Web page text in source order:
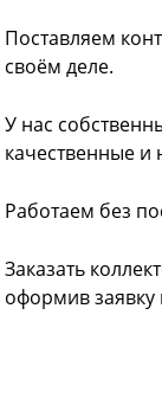
Поставляем
своём деле.
У нас
качественные и
Работаем без
Заказать
оформив заявку